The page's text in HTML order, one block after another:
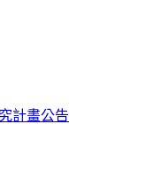
計畫公告